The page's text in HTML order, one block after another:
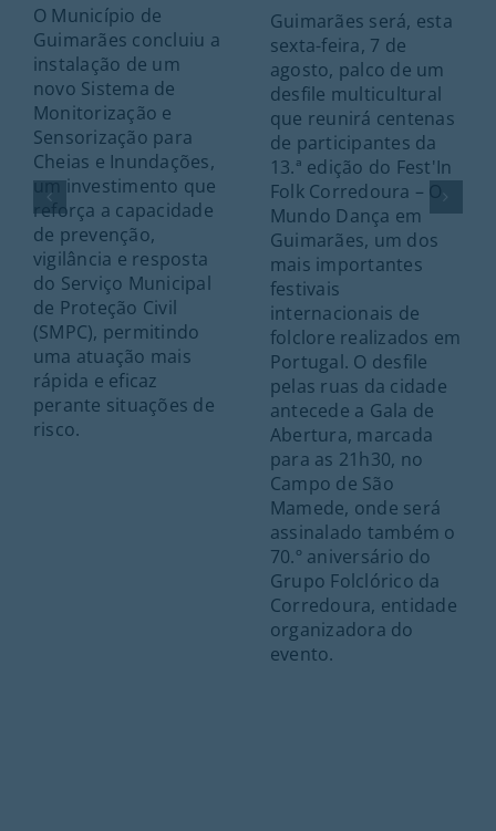
O Município de
Guimarães concluiu a
instalação de um
novo Sistema de
Monitorização e
Sensorização para
Cheias e Inundações,
um investimento que
reforça a capacidade
de prevenção,
vigilância e resposta
do Serviço Municipal
de Proteção Civil
(SMPC), permitindo
uma atuação mais
rápida e eficaz
perante situações de
risco.
Guimarães será, esta
sexta-feira, 7 de
agosto, palco de um
desfile multicultural
que reunirá centenas
de participantes da
13.ª edição do Fest'In
Folk Corredoura – O
Mundo Dança em
Guimarães, um dos
mais importantes
festivais
internacionais de
folclore realizados em
Portugal. O desfile
pelas ruas da cidade
antecede a Gala de
Abertura, marcada
para as 21h30, no
Campo de São
Mamede, onde será
assinalado também o
70.º aniversário do
Grupo Folclórico da
Corredoura, entidade
organizadora do
evento.